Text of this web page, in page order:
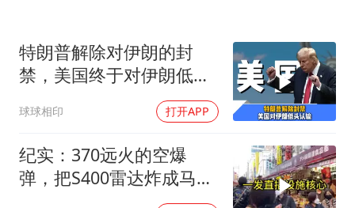
“还不如不放假”
从科技创新看开局起步的时与势
特朗普解除对伊朗的封
禁，美国终于对伊朗低头
球球相印 打开APP
纪实：370远火的空爆
弹，把S400雷达炸成马蜂
窝，靶标惨状让台军急眼